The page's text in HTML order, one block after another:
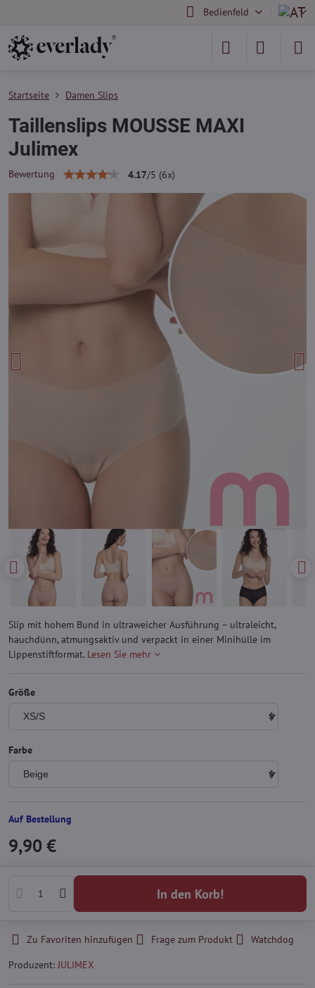
Bedienfeld
Startseite Damen Slips
Taillenslips MOUSSE MAXI
Julimex
Bewertung 4.17/5 (6x)
Slip mit hohem Bund in ultraweicher Ausführung – ultraleicht,
hauchdünn, atmungsaktiv und verpackt in einer Minihülle im
Lippenstiftformat. Lesen Sie mehr
Größe
Farbe
Auf Bestellung
9,90 €
In den Korb!
Zu Favoriten hinzufügen Frage zum Produkt
Watchdog
Produzent:JULIMEX